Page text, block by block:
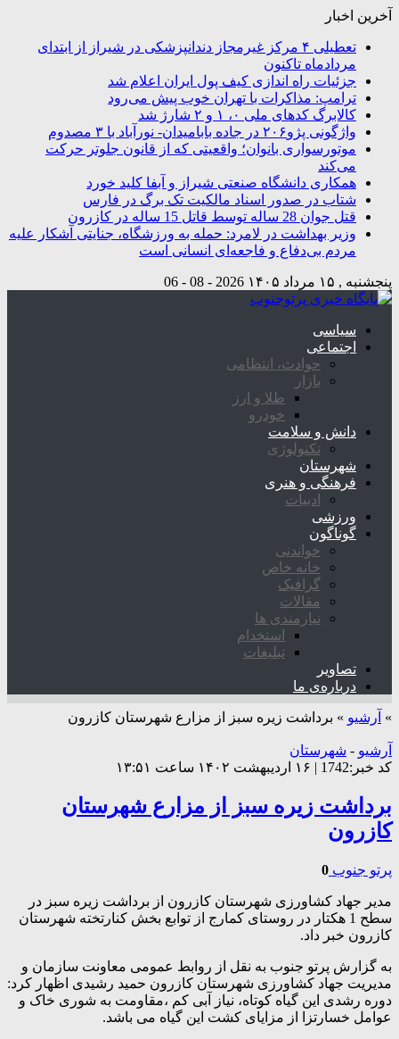
آخرین اخبار
تعطیلی ۴ مرکز غیرمجاز دندانپزشکی در شیراز از ابتدای
مردادماه تاکنون
جزئیات راه اندازی کیف پول ایران اعلام شد
ترامپ: مذاکرات با تهران خوب پیش می‌رود
کالابرگ کدهای ملی ۰، ۱ و ۲ شارژ شد
واژگونی پژو۲۰۶ در جاده بابامیدان- نورآباد با ۳ مصدوم
موتورسواری بانوان؛ واقعیتی که از قانون جلوتر حرکت
می‌کند
همکاری دانشگاه صنعتی شیراز و آبفا کلید خورد
شتاب در صدور اسناد مالکیت تک برگ در فارس
قتل جوان 28 ساله توسط قاتل 15 ساله در کازرون
وزیر بهداشت در لامرد: حمله به ورزشگاه، جنایتی آشکار علیه
مردم بی‌دفاع و فاجعه‌ای انسانی است
پنجشنبه , ۱۵ مرداد ۱۴۰۵ 2026 - 08 - 06
سیاسی
اجتماعی
حوادث، انتظامی
بازار
طلا و ارز
خودرو
دانش و سلامت
تکنولوژی
شهرستان
فرهنگی و هنری
ادبیات
ورزشی
گوناگون
خواندنی
خانه خاص
گرافیک
مقالات
نیازمندی ها
استخدام
تبلیغات
تصاویر
درباره‌ی ما
» آرشیو » برداشت زیره سبز از مزارع شهرستان کازرون
آرشیو - شهرستان
کد خبر:1742 | ۱۶ اردیبهشت ۱۴۰۲ ساعت ۱۳:۵۱
برداشت زیره سبز از مزارع شهرستان
کازرون
پرتو جنوب 0
مدیر جهاد کشاورزی شهرستان کازرون از برداشت زیره سبز در
سطح 1 هکتار در روستای کمارج از توابع بخش کنارتخته شهرستان
کازرون خبر داد.
به گزارش پرتو جنوب به نقل از روابط عمومی معاونت سازمان و
مدیریت جهاد کشاورزی شهرستان کازرون حمید رشیدی اظهار کرد:
دوره رشدی این گیاه کوتاه، نیاز آبی کم ،مقاومت به شوری خاک و
عوامل خسارتزا از مزایای کشت این گیاه می باشد.